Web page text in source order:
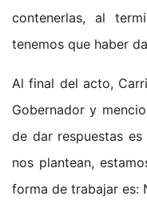
contenerlas, al
tenemos que haber
Al final del acto,
Gobernador y
de dar respuestas
nos plantean,
forma de trabajar es: